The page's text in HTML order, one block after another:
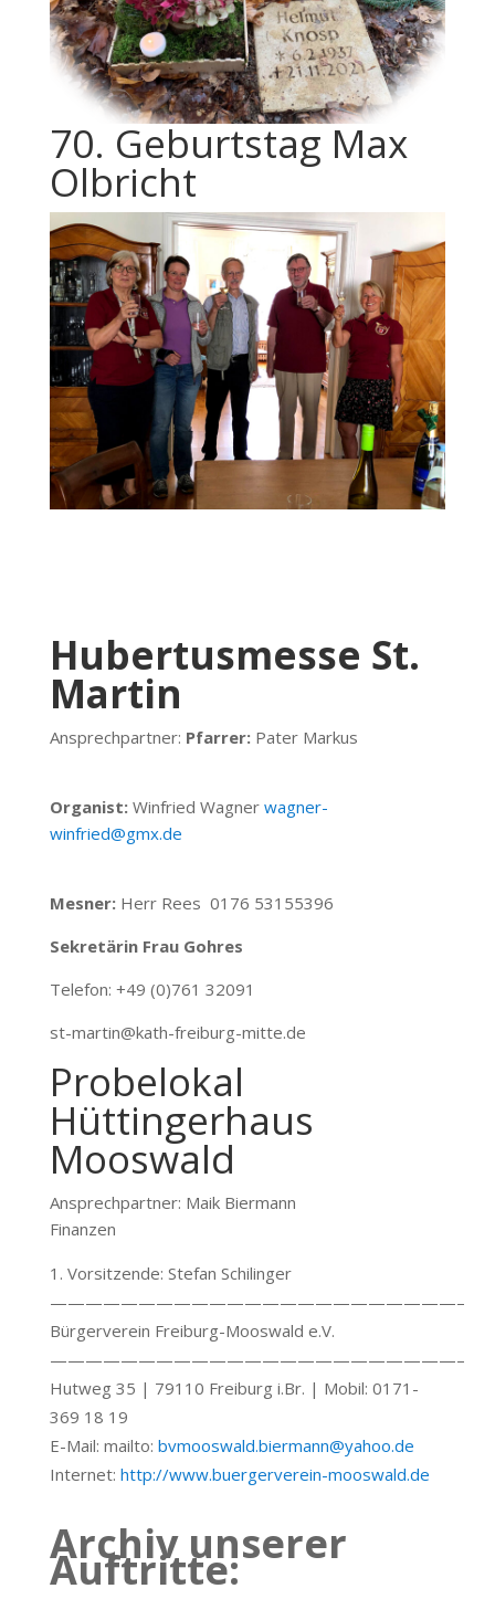
70. Geburtstag Max
Olbricht
Hubertusmesse St.
Martin
Ansprechpartner: Pfarrer:Pater Markus
Organist:Winfried Wagner wagner-
winfried@gmx.de
Mesner:Herr Rees 0176 53155396
Sekretärin Frau Gohres
Telefon: +49 (0)761 32091
st-martin@kath-freiburg-mitte.de
Probelokal
Hüttingerhaus
Mooswald
Ansprechpartner: Maik Biermann
Finanzen
Vorsitzende: Stefan Schilinger
———————————————————————–
Bürgerverein Freiburg-Mooswald e.V.
———————————————————————–
Hutweg 35 | 79110 Freiburg i.Br. | Mobil: 0171-
369 18 19
E-Mail: mailto: bvmooswald.biermann@yahoo.de
Internet: http://www.buergerverein-mooswald.de
Archiv unserer
Auftritte: